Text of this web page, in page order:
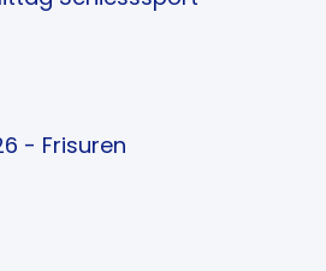
- Frisuren